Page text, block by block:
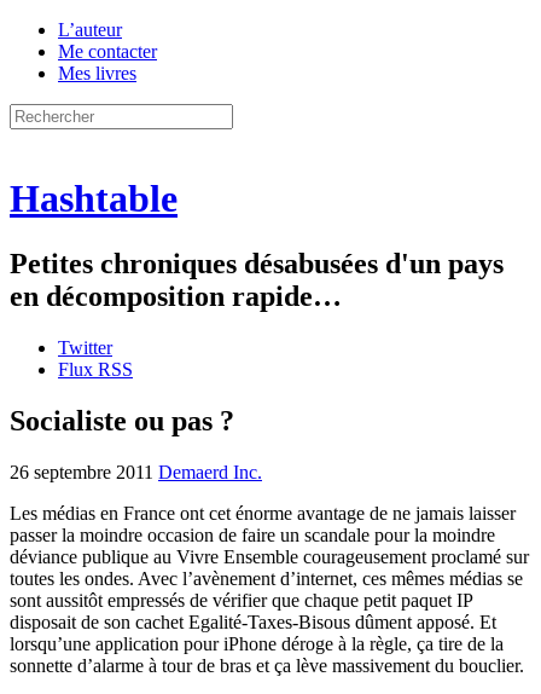
L’auteur
Me contacter
Mes livres
Hashtable
Petites chroniques désabusées d'un pays
en décomposition rapide…
Twitter
Flux RSS
Socialiste ou pas ?
26 septembre 2011 Demaerd Inc.
Les médias en France ont cet énorme avantage de ne jamais laisser
passer la moindre occasion de faire un scandale pour la moindre
déviance publique au Vivre Ensemble courageusement proclamé sur
toutes les ondes. Avec l’avènement d’internet, ces mêmes médias se
sont aussitôt empressés de vérifier que chaque petit paquet IP
disposait de son cachet Egalité-Taxes-Bisous dûment apposé. Et
lorsqu’une application pour iPhone déroge à la règle, ça tire de la
sonnette d’alarme à tour de bras et ça lève massivement du bouclier.